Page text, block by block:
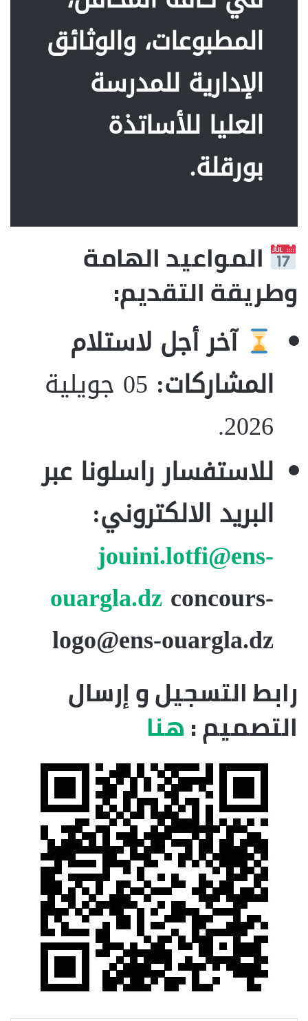
المطبوعات، والوثائق
الإدارية للمدرسة
العليا للأساتذة
بورقلة.
المواعيد الهامة
وطريقة التقديم:
آخر أجل لاستلام
المشاركات:
05 جويلية
2026.
للاستفسار راسلونا عبر
البريد الالكتروني:
jouini.lotfi@ens-
ouargla.dzconcours-
logo@ens-ouargla.dz
رابط التسجيلو إرسال
التصميم :هنا